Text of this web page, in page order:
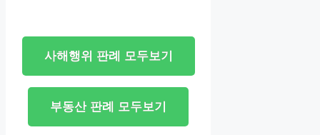
사해행위 판례 모두보기
부동산 판례 모두보기